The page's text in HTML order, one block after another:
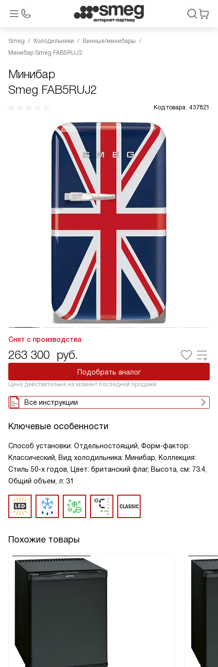
Smeg Холодильники
Винные/минибары
Минибар Smeg FAB5RUJ2
Минибар
Smeg FAB5RUJ2
Код товара: 437821
Снят с производства
263 300 руб.
Подобрать аналог
Цена действительна на момент последней продажи
Все инструкции
Ключевые особенности
Способ установки: Отдельностоящий, Форм-фактор:
Классический, Вид холодильника: Минибар, Коллекция:
Стиль 50-х годов, Цвет: британский флаг, Высота, см: 73.4,
Общий объем, л: 31
Похожие товары